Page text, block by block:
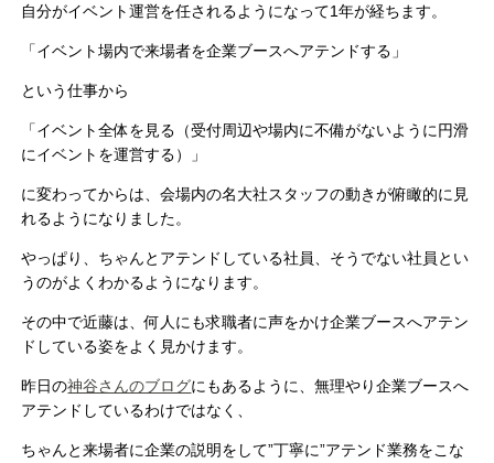
自分がイベント運営を任されるようになって1年が経ちます。
「イベント場内で来場者を企業ブースへアテンドする」
という仕事から
「イベント全体を見る（受付周辺や場内に不備がないように円滑
にイベントを運営する）」
に変わってからは、会場内の名大社スタッフの動きが俯瞰的に見
れるようになりました。
やっぱり、ちゃんとアテンドしている社員、そうでない社員とい
うのがよくわかるようになります。
その中で近藤は、何人にも求職者に声をかけ企業ブースへアテン
ドしている姿をよく見かけます。
昨日の神谷さんのブログにもあるように、無理やり企業ブースへ
アテンドしているわけではなく、
ちゃんと来場者に企業の説明をして”丁寧に”アテンド業務をこな